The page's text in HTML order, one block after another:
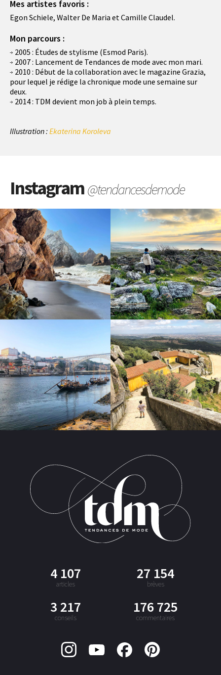
Mes artistes favoris :
Egon Schiele, Walter De Maria et Camille Claudel.
Mon parcours :
2005 : Études de stylisme (Esmod Paris).
2007 : Lancement de Tendances de mode avec mon mari.
2010 : Début de la collaboration avec le magazine Grazia,
pour lequel je rédige la chronique mode une semaine sur
deux.
2014 : TDM devient mon job à plein temps.
Illustration : Ekaterina Koroleva
Instagram@tendancesdemode
4 107
articles
27 154
brèves
3 217
conseils
176 725
commentaires